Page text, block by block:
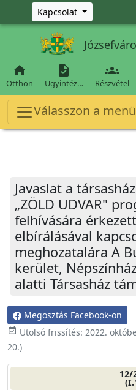
Ugrás a fő tartalomra
Kapcsolat

Otthon

Ügyintéz…

Részvétel
Válasszon a
Javaslat a
„ZÖLD UDVAR"
felhívására
elbírálásával
meghozatalára A
kerület,
alatti Társasház
Megosztás Facebook-on
event_available Utolsó frissítés: 2022.
20.)
12/